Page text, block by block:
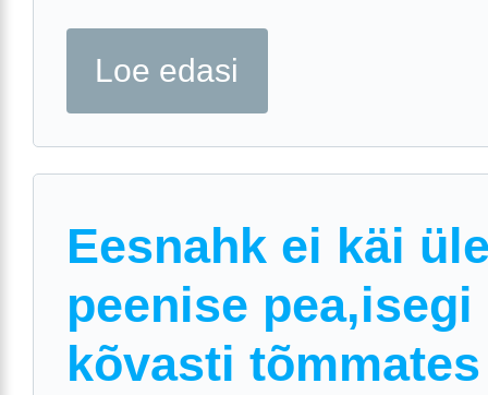
Loe edasi
Eesnahk ei käi
peenise pea,isegi
kõvasti tõmmates